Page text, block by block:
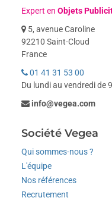
Expert enObjets
5, avenue Caroline
92210 Saint-Cloud
France
01 41 31 53 00
Du lundi au vendredi de
info@vegea.com
Société Vegea
Qui sommes-nous ?
L'équipe
Nos références
Recrutement